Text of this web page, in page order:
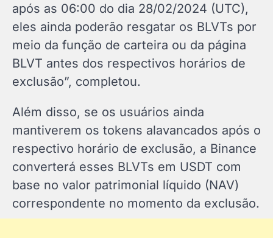
após as 06:00 do dia 28/02/2024 (UTC),
eles ainda poderão resgatar os BLVTs por
meio da função de carteira ou da página
BLVT antes dos respectivos horários de
exclusão”, completou.
Além disso, se os usuários ainda
mantiverem os tokens alavancados após o
respectivo horário de exclusão, a Binance
converterá esses BLVTs em USDT com
base no valor patrimonial líquido (NAV)
correspondente no momento da exclusão.